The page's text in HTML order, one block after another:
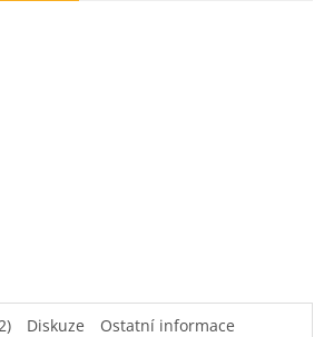
Diskuze Ostatní informace